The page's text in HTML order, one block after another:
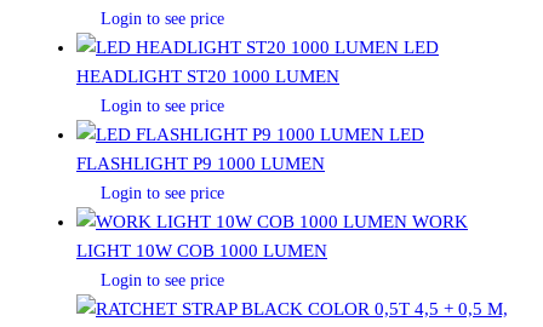
Login to see price
LED
HEADLIGHT ST20 1000 LUMEN
Login to see price
LED
FLASHLIGHT P9 1000 LUMEN
Login to see price
WORK
LIGHT 10W COB 1000 LUMEN
Login to see price